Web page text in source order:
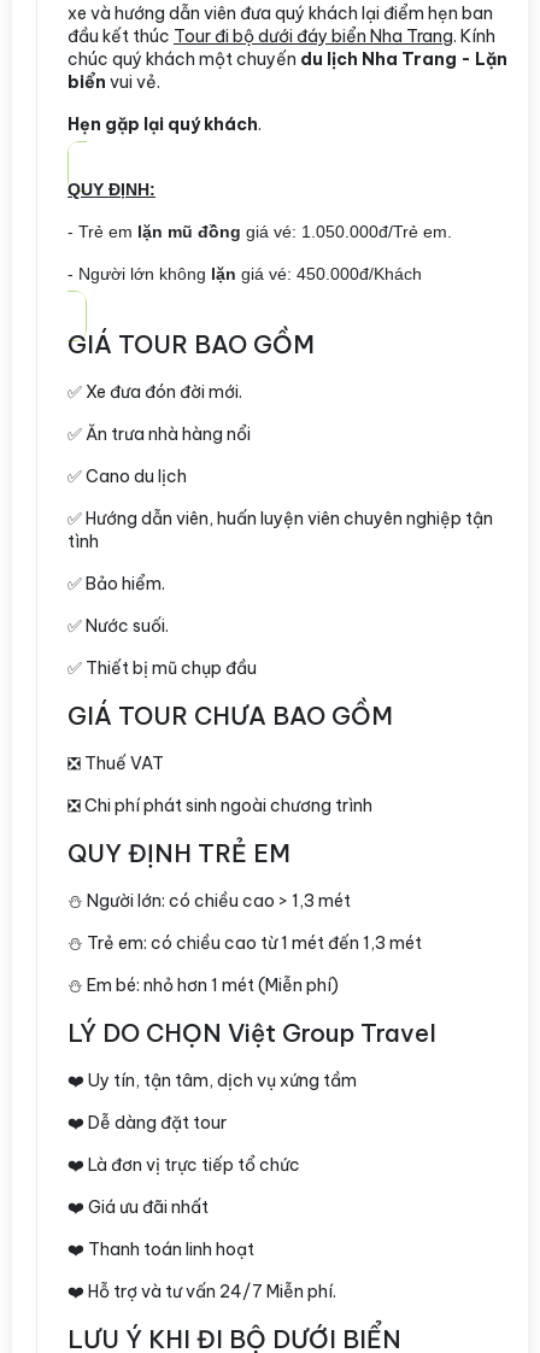
xe và hướng dẫn viên đưa quý khách lại điểm hẹn ban
đầu kết thúc Tour đi bộ dưới đáy biển Nha Trang. Kính
chúc quý khách một chuyến du lịch Nha Trang - Lặn
biển vui vẻ.
Hẹn gặp lại quý khách.
QUY ĐỊNH:
- Trẻ em lặn mũ đồng giá vé: 1.050.000đ/Trẻ em.
- Người lớn không lặn giá vé: 450.000đ/Khách
GIÁ TOUR BAO GỒM
✅ Xe đưa đón đời mới.
✅ Ăn trưa nhà hàng nổi
✅ Cano du lịch
✅ Hướng dẫn viên, huấn luyện viên chuyên nghiệp tận
tình
✅ Bảo hiểm.
✅ Nước suối.
✅ Thiết bị mũ chụp đầu
GIÁ TOUR CHƯA BAO GỒM
❎ Thuế VAT
❎ Chi phí phát sinh ngoài chương trình
QUY ĐỊNH TRẺ EM
⛄️ Người lớn: có chiều cao > 1,3 mét
⛄️ Trẻ em: có chiều cao từ 1 mét đến 1,3 mét
⛄️ Em bé: nhỏ hơn 1 mét (Miễn phí)
LÝ DO CHỌN Việt Group Travel
❤️ Uy tín, tận tâm, dịch vụ xứng tầm
❤️ Dễ dàng đặt tour
❤️ Là đơn vị trực tiếp tổ chức
❤️ Giá ưu đãi nhất
❤️ Thanh toán linh hoạt
❤️ Hỗ trợ và tư vấn 24/7 Miễn phí.
LƯU Ý KHI ĐI BỘ DƯỚI BIỂN